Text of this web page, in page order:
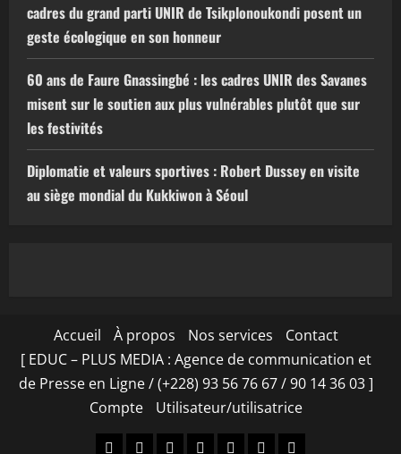
cadres du grand parti UNIR de Tsikplonoukondi posent un
geste écologique en son honneur
60 ans de Faure Gnassingbé : les cadres UNIR des Savanes
misent sur le soutien aux plus vulnérables plutôt que sur
les festivités
Diplomatie et valeurs sportives : Robert Dussey en visite
au siège mondial du Kukkiwon à Séoul
Accueil À propos Nos services
Contact
[ EDUC – PLUS MEDIA : Agence de communication et
de Presse en Ligne / (+228) 93 56 76 67 / 90 14 36 03 ]
Compte
Utilisateur/utilisatrice
Accueil
À
Nos
Contact
[
CompteUtilisateur/